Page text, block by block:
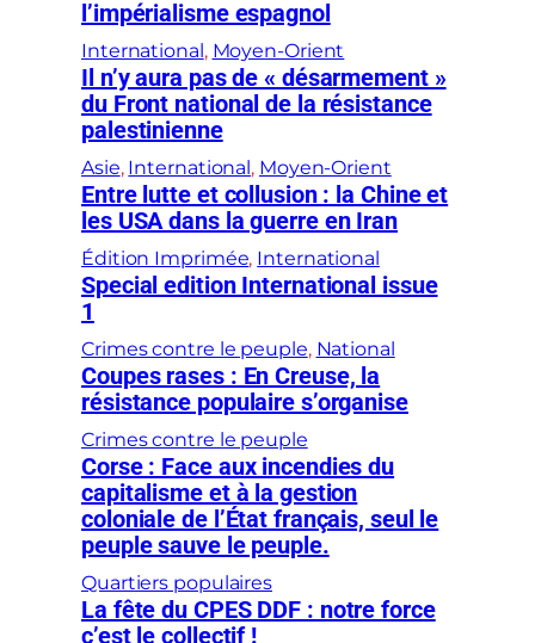
l’impérialisme espagnol
International, Moyen-Orient
Il n’y aura pas de « désarmement »
du Front national de la résistance
palestinienne
Asie, International, Moyen-Orient
Entre lutte et collusion : la Chine et
les USA dans la guerre en Iran
Édition Imprimée, International
Special edition International issue
1
Crimes contre le peuple, National
Coupes rases : En Creuse, la
résistance populaire s’organise
Crimes contre le peuple
Corse : Face aux incendies du
capitalisme et à la gestion
coloniale de l’État français, seul le
peuple sauve le peuple.
Quartiers populaires
La fête du CPES DDF : notre force
c’est le collectif !